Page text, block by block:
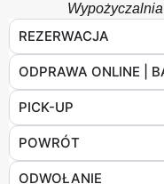
REZERWACJA
ODPRAWA ONLINE |
PICK-UP
POWRÓT
ODWOŁANIE